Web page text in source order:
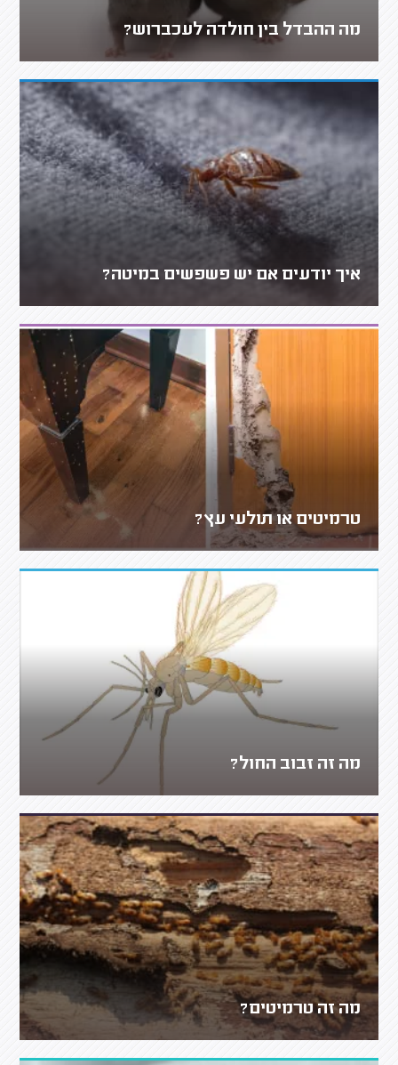
מה ההבדל בין חולדה לעכברוש?
איך יודעים אם יש פשפשים במיטה?
טרמיטים או תולעי עץ?
מה זה זבוב החול?
מה זה טרמיטים?